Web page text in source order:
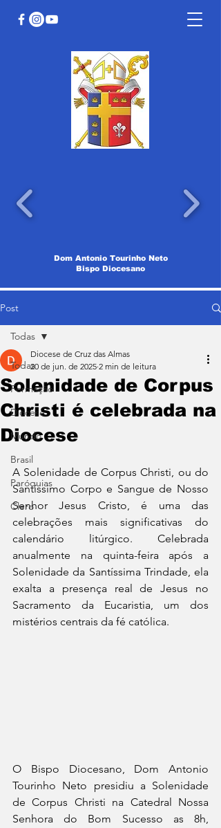
Dom Antonio Tourinho Neto
Bispo Diocesano
Post
Todas
Formação
Diocese
Mundo
Brasil
Paróquias
Clero
Todas
Solenidade de Corpus
Christi é celebrada na
Diocese
Diocese de Cruz das Almas
20 de jun. de 2025 2 min de leitura
A Solenidade de Corpus Christi, ou do
Santíssimo Corpo e Sangue de Nosso
Senhor Jesus Cristo, é uma das
celebrações mais significativas do
calendário litúrgico. Celebrada
anualmente na quinta-feira após a
Solenidade da Santíssima Trindade, ela
exalta a presença real de Jesus no
Sacramento da Eucaristia, um dos
mistérios centrais da fé católica.
O Bispo Diocesano, Dom Antonio
Tourinho Neto presidiu a Solenidade
de Corpus Christi na Catedral Nossa
Senhora do Bom Sucesso as 8h,